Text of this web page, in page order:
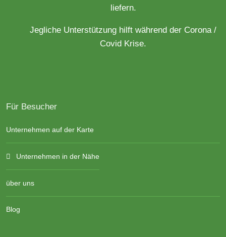
liefern.
Jegliche Unterstützung hilft während der Corona /
Covid Krise.
Für Besucher
Unternehmen auf der Karte
Unternehmen in der Nähe
über uns
Blog